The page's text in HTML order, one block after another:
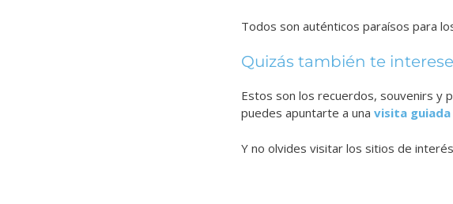
Todos son auténticos paraísos para
Quizás también te interese
Estos son los recuerdos, souvenirs y
puedes apuntarte a una visita guiada
Y no olvides visitar los sitios de